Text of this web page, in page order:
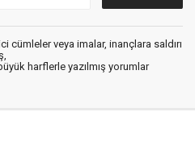
cümleler veya imalar, inançlara saldırı
harflerle yazılmış yorumlar